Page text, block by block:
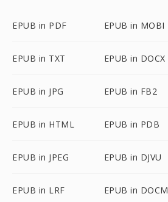
EPUB in PDF EPUB in MOBI
EPUB in TXT EPUB in DOCX
EPUB in JPG EPUB in FB2
EPUB in HTML EPUB in PDB
EPUB in JPEG EPUB in DJVU
EPUB in LRF EPUB in DOCM